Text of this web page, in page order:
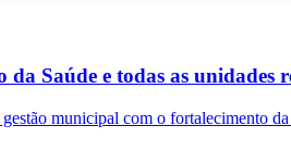
Saúde e todas as unidades
municipal com o fortalecimento